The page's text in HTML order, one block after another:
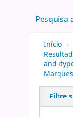
Pesquisa
Início ›
and
Filtre